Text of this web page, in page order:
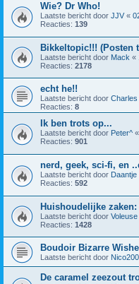
Wie? Dr Who!
Laatste bericht door JJV «
Reacties: 139
Bikkeltopic!!! (Posten
Laatste bericht door Mack «
Reacties: 2178
echt he!!
Laatste bericht door Charles
Reacties: 8
Ik ben trots op...
Laatste bericht door Peter^ «
Reacties: 901
nerd, geek, sci-fi, en
Laatste bericht door Daantje
Reacties: 592
Huishoudelijke
Laatste bericht door Voleuse
Reacties: 1428
Boudoir Bizarre
Laatste bericht door
De caramel zeezout